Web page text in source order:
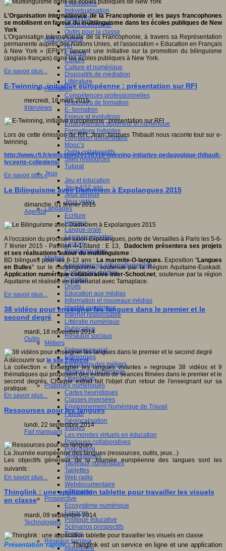
Evaluations
Individualisation
Initiatives
Interdisciplinarité
Outils pour la classe
Arts et Culture
Art
Cinéma
Culture
Culture et numérique
Dispositifs de médiation
Littérature
Formation
Compétences professionnelles
Dispositifs de formation
E- formation
Enjeux et évolutions
Enseignement supérieur et numérique
Formations hybrides
Formation universitaire
Mooc’s
Outils collaboratifs
Sites ressources
Tutorat
Jeux
Jeu et éducation
Jeux 4/12 ans
Jeux sérieux
Jeux vidéo
Langages
Ecriture
Humour
Langue orale
Langues vivantes
Lecture
Programmation
Médias
Compétences informationnelles
Culture des médias
Curation
Droits
Education aux médias
Information et nouveaux médias
Identité numérique
Internet responsable
Littératie numérique
Publication
Réseaux sociaux
Métiers
Entrepreneuriat
Entreprises
Evolutions des métiers
Métiers du numérique
Orientation
Pratiques numériques
Cartes heuristiques
Classes inversées
Environnement Numérique de Travail
Fablab
Géolocalisation
Images
Les mondes virtuels en éducation
Pratiques collaboratives
Podcasting
Smartphones
Tableaux numériques
Tablettes
Web radio
Webdocumentaire
eTwinning
Prospective
Ecosystème numérique
Espaces
Politique éducative
Scénarios prospectifs
Temps
Réseaux sociaux
Algorithme
L'Organisation internationale de la Francophonie et les pays francophones
se mobilisent en faveur du multilinguisme dans les écoles publiques de New
York
L'Organisation Internationale de la Francophonie, à travers sa Représentation
permanente auprès des Nations Unies, et l'association « Education en Français
à New York » (EFNY), lancent une initiative sur la promotion du bilinguisme
(anglais-français) dans les écoles publiques à New York.
En savoir plus...
E-Twinning, initiative européenne : présentation sur RFI
mercredi, 18 mars 2015
Interviews
Lors de cette émission de RFI, Jean-Jacques Thibault nous raconte tout sur e-
twinning.
http://www.rfi.fr/emission/20150318-twinning-initiative-pedagogique-thibault-
lyceens-collegiens/
En savoir plus...
Le Bilinguisme avec Dadoclem à Expolangues 2015
dimanche, 01 février 2015
Agenda
A l'occasion du prochain salon Expolangues, porte de Versailles à Paris les 5-6-
7 février 2015 - Pavillon 4-1,Stand : E 13,
Dadoclem présentera ses projets
et ses réalisations autour du multilinguisme :
BD bilingues pour les 8-12 ans : La marmite-O-langues. Exposition "Langues
en Bulles" sur le multilinguisme, soutenue par la Région Aquitaine-Euskadi.
Application numérique collaborative Inter-School.net, soutenue par la région
Aquitaine et réalisée en partenariat avec Tamaplace.
En savoir plus...
38 vidéos pour enseigner les langues dans le premier et le
second degré
mardi, 18 novembre 2014
Outils
A découvrir sur le site Eduscol
La collection « Enseigner les langues vivantes » regroupe 38 vidéos et 9
thématiques qui proposent des extraits de séances filmées dans le premier et le
second degrés. Chaque extrait fait l'objet d'un retour de l'enseignant sur sa
pratique.
En savoir plus...
Ressources pour les langues
lundi, 22 septembre 2014
Fait marquant
La Journée européenne des langues (ressources, outils, jeux...)
Les objectifs généraux de la Journée européenne des langues sont les
suivants :
En savoir plus...
Thinglink : une application tablette pour travailler les visuels
en classe
mardi, 09 septembre 2014
Technologies
Présentation rapide -Thinglink est un service en ligne et une application